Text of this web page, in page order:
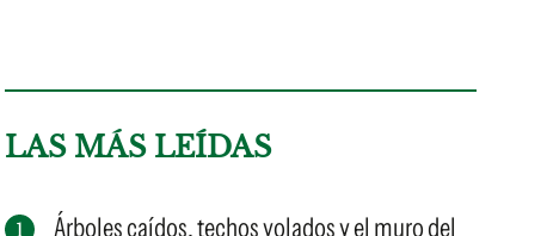
LAS MÁS LEÍDAS
Árboles caídos, techos volados y el muro del